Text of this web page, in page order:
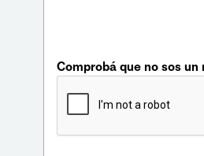
Comprobá que no sos un